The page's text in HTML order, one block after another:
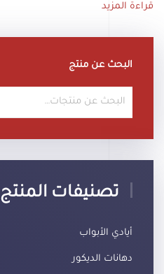
قراءة المزيد
البحث عن منتج
البحث
تصنيفات المنتج
أيادي الأبواب
دهانات الديكور